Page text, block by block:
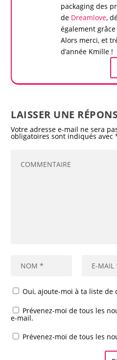
packaging des
de Dreamlove,
également
Alors merci, et
d’année Kmille !
LAISSER UNE
Votre adresse e-mail ne sera
obligatoires sont indiqués avec
Oui, ajoute-moi à ta liste de
Prévenez-moi de tous les
e-mail.
Prévenez-moi de tous les